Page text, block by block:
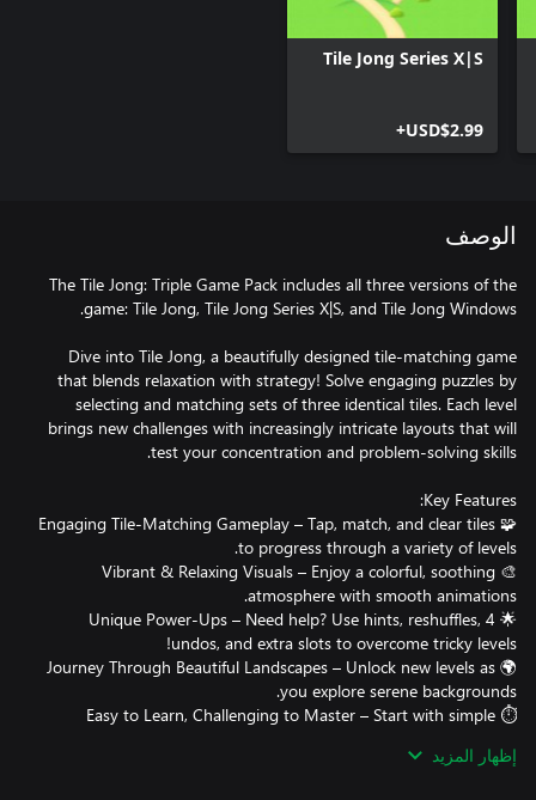
Tile Jong Series X|S
USD$2.99+
الوصف
The Tile Jong: Triple Game Pack includes all three versions of the
Dive into Tile Jong, a beautifully designed tile-matching game
that blends relaxation with strategy! Solve engaging puzzles by
selecting and matching sets of three identical tiles. Each level
brings new challenges with increasingly intricate layouts that will
🧩 Engaging Tile-Matching Gameplay – Tap, match, and clear tiles
🎨 Vibrant & Relaxing Visuals – Enjoy a colorful, soothing
🌟 4 Unique Power-Ups – Need help? Use hints, reshuffles,
🌍 Journey Through Beautiful Landscapes – Unlock new levels as
⏱ Easy to Learn, Challenging to Master – Start with simple
إظهار المزيد